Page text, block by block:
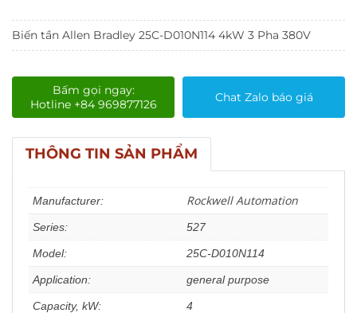
Biến tần Allen Bradley 25C-D010N114 4kW 3 Pha 380V
Bấm gọi ngay:
Hotline +84 969877126
Chat Zalo báo giá
THÔNG TIN SẢN PHẨM
Manufacturer: Rockwell Automation
Series: 527
Model: 25C-D010N114
Application: general purpose
Capacity, kW: 4